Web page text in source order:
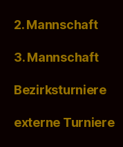
2. Mannschaft
3. Mannschaft
Bezirksturniere
externe Turniere